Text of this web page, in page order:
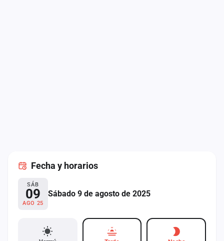
Fecha y horarios
SÁB
09
AGO 25
Sábado 9 de agosto de 2025
Administración
Contacto